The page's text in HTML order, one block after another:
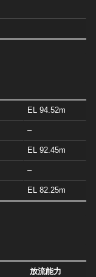
EL 94.52m
–
EL 92.45m
–
EL 82.25m
放流能力